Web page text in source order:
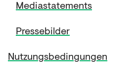
Mediastatements
Pressebilder
Nutzungsbedingungen